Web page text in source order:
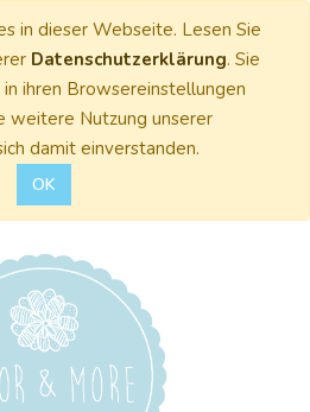
in dieser Webseite. Lesen Sie
Datenschutzerklärung. Sie
ihren Browsereinstellungen
weitere Nutzung unserer
damit einverstanden.
OK